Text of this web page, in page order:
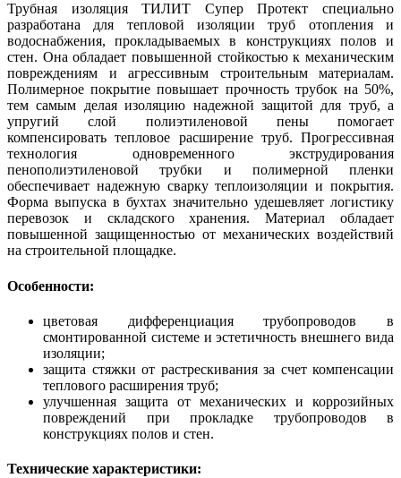
Трубная изоляция ТИЛИТ Супер Протект специально
разработана для тепловой изоляции труб отопления и
водоснабжения, прокладываемых в конструкциях полов и
стен. Она обладает повышенной стойкостью к механическим
повреждениям и агрессивным строительным материалам.
Полимерное покрытие повышает прочность трубок на 50%,
тем самым делая изоляцию надежной защитой для труб, а
упругий слой полиэтиленовой пены помогает
компенсировать тепловое расширение труб. Прогрессивная
технология одновременного экструдирования
пенополиэтиленовой трубки и полимерной пленки
обеспечивает надежную сварку теплоизоляции и покрытия.
Форма выпуска в бухтах значительно удешевляет логистику
перевозок и складского хранения. Материал обладает
повышенной защищенностью от механических воздействий
на строительной площадке.
Особенности:
цветовая дифференциация трубопроводов в
смонтированной системе и эстетичность внешнего вида
изоляции;
защита стяжки от растрескивания за счет компенсации
теплового расширения труб;
улучшенная защита от механических и коррозийных
повреждений при прокладке трубопроводов в
конструкциях полов и стен.
Технические характеристики: